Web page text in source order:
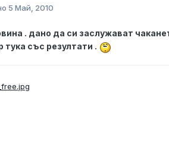
5 Май, 2010
. дано да си заслужават
тука със резултати .